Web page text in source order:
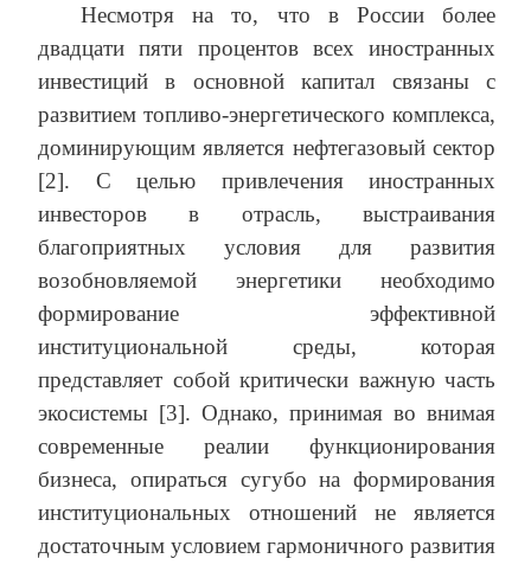
Несмотря на то, что в России более
двадцати пяти процентов всех иностранных
инвестиций в основной капитал связаны с
развитием топливо-энергетического комплекса,
доминирующим является нефтегазовый сектор
[2]. С целью привлечения иностранных
инвесторов в отрасль, выстраивания
благоприятных условия для развития
возобновляемой энергетики необходимо
формирование эффективной
институциональной среды, которая
представляет собой критически важную часть
экосистемы [3]. Однако, принимая во внимая
современные реалии функционирования
бизнеса, опираться сугубо на формирования
институциональных отношений не является
достаточным условием гармоничного развития